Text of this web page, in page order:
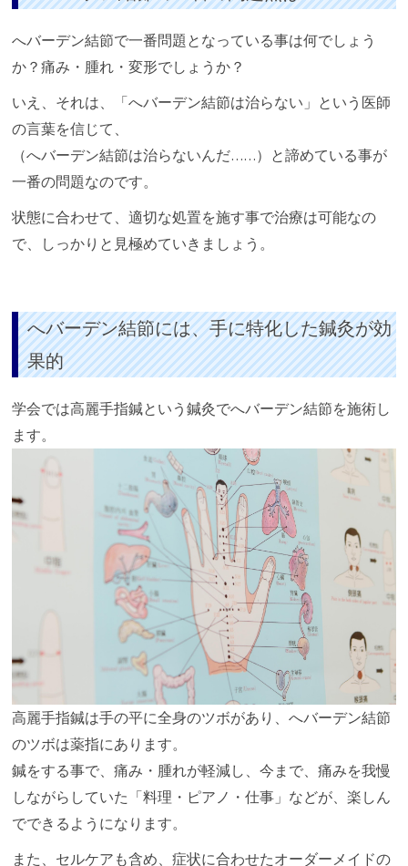
へバーデン結節で一番問題となっている事は何でしょう
か？痛み・腫れ・変形でしょうか？
いえ、それは、「へバーデン結節は治らない」という医師
の言葉を信じて、
（へバーデン結節は治らないんだ……）と諦めている事が
一番の問題なのです。
状態に合わせて、適切な処置を施す事で治療は可能なの
で、しっかりと見極めていきましょう。
へバーデン結節には、手に特化した鍼灸が効
果的
学会では高麗手指鍼という鍼灸でへバーデン結節を施術し
ます。
高麗手指鍼は手の平に全身のツボがあり、へバーデン結節
のツボは薬指にあります。
鍼をする事で、痛み・腫れが軽減し、今まで、痛みを我慢
しながらしていた「料理・ピアノ・仕事」などが、楽しん
でできるようになります。
また、セルケアも含め、症状に合わせたオーダーメイドの